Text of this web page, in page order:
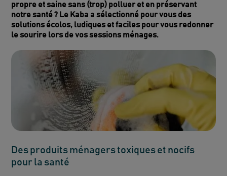
propre et saine sans (trop) polluer et en préservant
notre santé ? Le Kaba a sélectionné pour vous des
solutions écolos, ludiques et faciles pour vous redonner
le sourire lors de vos sessions ménages.
Des produits ménagers toxiques et nocifs
pour la santé